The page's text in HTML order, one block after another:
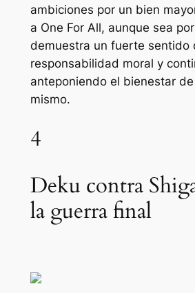
ambiciones por un bien
a One For All, aunque sea
demuestra un fuerte sentido
responsabilidad moral y
anteponiendo el bienestar
mismo.
4
Deku contra
la guerra final